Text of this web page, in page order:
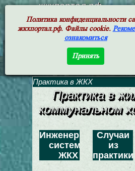
жкхпортал.рф
Практика в ЖКХ
Практика в
коммунальном
Инженерные
системы
ЖКХ
Случаи
из
практики
Политика конфиденциальности
жкхпортал.рф. Файлы cookie.
ознакомиться
Принять